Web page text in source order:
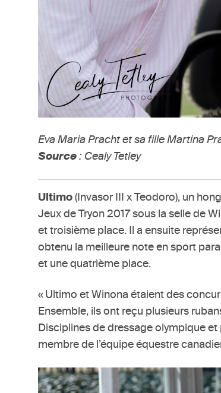
Eva Maria Pracht et sa fille Martina
Source : Cealy Tetley
Ultimo (Invasor III x Teodoro), un
Jeux de Tryon 2017 sous la selle de
et troisième place. Il a ensuite
obtenu la meilleure note en sport
et une quatrième place.
« Ultimo et Winona étaient des
Ensemble, ils ont reçu plusieurs
Disciplines de dressage olympique
membre de l’équipe équestre